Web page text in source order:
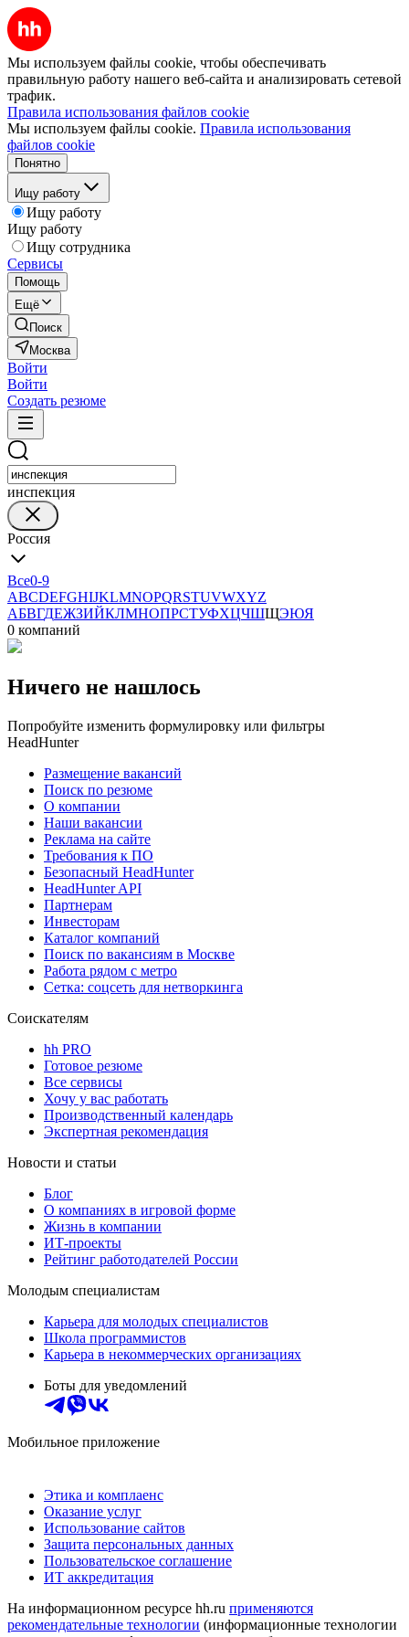
Мы используем файлы cookie, чтобы обеспечивать
правильную работу нашего веб-сайта и анализировать сетевой
трафик.
Правила использования файлов cookie
Мы используем файлы cookie. Правила использования
файлов cookie
Понятно
Ищу работу
Ищу работу
Ищу работу
Ищу сотрудника
Сервисы
Помощь
Ещё
Поиск
Москва
Войти
Войти
Создать резюме
инспекция
Россия
Все0-9
ABCDEFGHIJKLMNOPQRSTUVWXYZ
АБВГДЕЖЗИЙКЛМНОПРСТУФХЦЧШЩЭЮЯ
0 компаний
Ничего не нашлось
Попробуйте изменить формулировку или фильтры
HeadHunter
Размещение вакансий
Поиск по резюме
О компании
Наши вакансии
Реклама на сайте
Требования к ПО
Безопасный HeadHunter
HeadHunter API
Партнерам
Инвесторам
Каталог компаний
Поиск по вакансиям в Москве
Работа рядом с метро
Сетка: соцсеть для нетворкинга
Соискателям
hh PRO
Готовое резюме
Все сервисы
Хочу у вас работать
Производственный календарь
Экспертная рекомендация
Новости и статьи
Блог
О компаниях в игровой форме
Жизнь в компании
ИТ-проекты
Рейтинг работодателей России
Молодым специалистам
Карьера для молодых специалистов
Школа программистов
Карьера в некоммерческих организациях
Боты для уведомлений
Мобильное приложение
Этика и комплаенс
Оказание услуг
Использование сайтов
Защита персональных данных
Пользовательское соглашение
ИТ аккредитация
На информационном ресурсе hh.ru применяются
рекомендательные технологии (информационные технологии